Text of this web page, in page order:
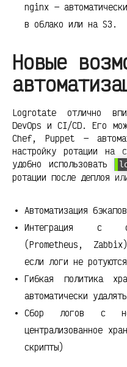
nginx —
в облако или на S3.
Новые
Logrotate отлично
DevOps и CI/CD. Его
Chef, Puppet —
настройку ротации на
удобно использовать
ротации после деплоя
Автоматизация
Интеграция с
(Prometheus,
если логи не ротуются
Гибкая политика
автоматически
Сбор логов с
централизованное
скрипты)